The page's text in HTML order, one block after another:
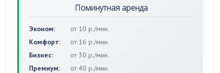
Поминутная аренда
Эконом:
от 10 р./мин.
Комфорт:
от 16 р./мин.
Бизнес:
от 30 р./мин.
Премиум:
от 40 р./мин.